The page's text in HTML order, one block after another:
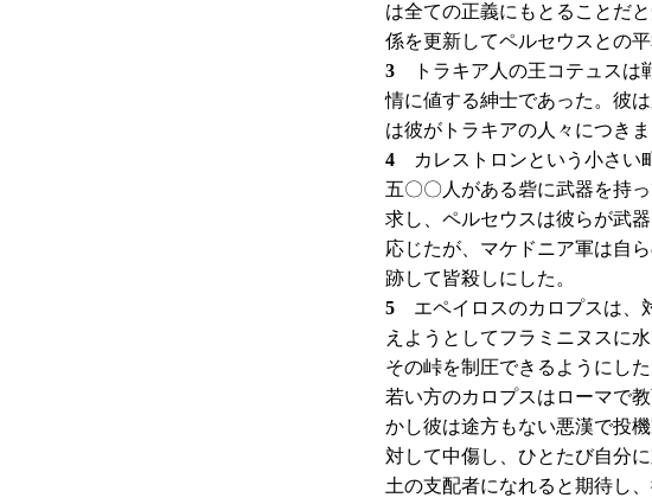
は全ての正義にもとることだ
係を更新してペルセウスとの
3 トラキア人の王コテュスは
情に値する紳士であった。彼
は彼がトラキアの人々につき
4 カレストロンという小さい
五〇〇人がある砦に武器を持
求し、ペルセウスは彼らが武
応じたが、マケドニア軍は自
跡して皆殺しにした。
5 エペイロスのカロプスは、
えようとしてフラミニヌスに
その峠を制圧できるようにし
若い方のカロプスはローマで
かし彼は途方もない悪漢で投
対して中傷し、ひとたび自分
土の支配者になれると期待し